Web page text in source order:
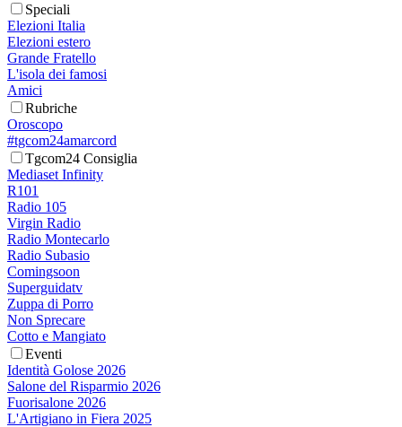
Speciali
Elezioni Italia
Elezioni estero
Grande Fratello
L'isola dei famosi
Amici
Rubriche
Oroscopo
#tgcom24amarcord
Tgcom24 Consiglia
Mediaset Infinity
R101
Radio 105
Virgin Radio
Radio Montecarlo
Radio Subasio
Comingsoon
Superguidatv
Zuppa di Porro
Non Sprecare
Cotto e Mangiato
Eventi
Identità Golose 2026
Salone del Risparmio 2026
Fuorisalone 2026
L'Artigiano in Fiera 2025